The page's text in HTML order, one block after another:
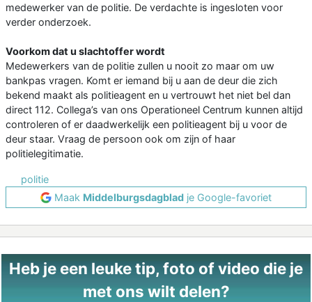
medewerker van de politie. De verdachte is ingesloten voor
verder onderzoek.
Voorkom dat u slachtoffer wordt
Medewerkers van de politie zullen u nooit zo maar om uw
bankpas vragen. Komt er iemand bij u aan de deur die zich
bekend maakt als politieagent en u vertrouwt het niet bel dan
direct 112. Collega’s van ons Operationeel Centrum kunnen altijd
controleren of er daadwerkelijk een politieagent bij u voor de
deur staar. Vraag de persoon ook om zijn of haar
politielegitimatie.
politie
Maak Middelburgsdagblad je Google-favoriet
Heb je een leuke tip, foto of video die je
met ons wilt delen?